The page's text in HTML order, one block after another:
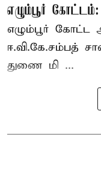
எழும்பூர் கோட்டம்:
எழும்பூர்
ஈ.வி.கே.சம்பத்
துணை மி ...